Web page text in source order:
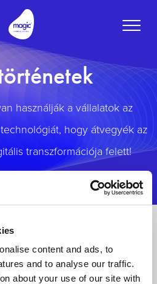
content and ads, to
and to analyse our traffic.
about your use of our site with
Toggle
használják a vállalatok az
hogy átvegyék az
transzformációja felett!